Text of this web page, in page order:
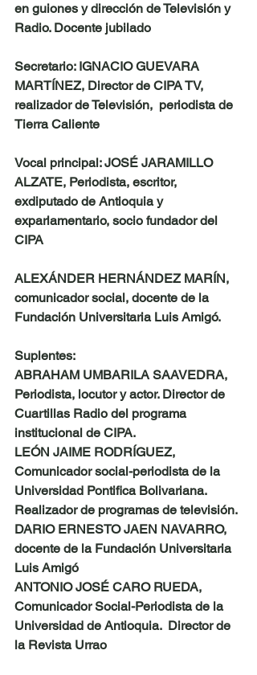
en guiones y dirección de Televisión y
Radio. Docente jubilado
Secretario: IGNACIO GUEVARA
MARTÍNEZ, Director de CIPA TV,
realizador de Televisión,  periodista de
Tierra Caliente
Vocal principal: JOSÉ JARAMILLO
ALZATE, Periodista, escritor,
exdiputado de Antioquia y
exparlamentario, socio fundador del
CIPA
ALEXÁNDER HERNÁNDEZ MARÍN,
comunicador social, docente de la
Fundación Universitaria Luis Amigó.
Suplentes:
ABRAHAM UMBARILA SAAVEDRA,
Periodista, locutor y actor. Director de
Cuartillas Radio del programa
institucional de CIPA.
LEÓN JAIME RODRÍGUEZ,
Comunicador social-periodista de la
Universidad Pontifica Bolivariana.
Realizador de programas de televisión.
DARIO ERNESTO JAEN NAVARRO,
docente de la Fundación Universitaria
Luis Amigó
ANTONIO JOSÉ CARO RUEDA,
Comunicador Social-Periodista de la
Universidad de Antioquia.  Director de
la Revista Urrao